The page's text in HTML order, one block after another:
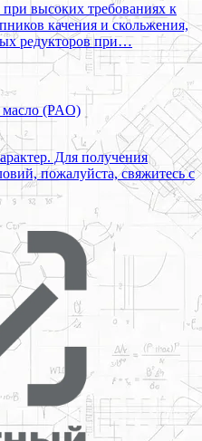
высоких требованиях к
качения и скольжения,
редукторов при…
масло (PAO)
Для получения
пожалуйста, свяжитесь с